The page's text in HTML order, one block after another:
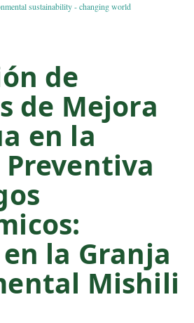
sustainability - changing world
de
de Mejora
en la
la Granja
Mishili